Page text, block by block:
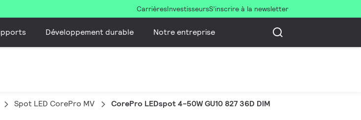
CarrièresInvestisseursS’inscrire à la newsletter
Développement durable Notre entreprise
Spot LED CorePro MV CorePro LEDspot 4-50W GU10 827 36D DIM